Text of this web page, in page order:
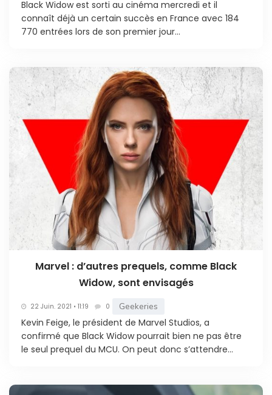
Black Widow est sorti au cinéma mercredi et il
connaît déjà un certain succès en France avec 184
770 entrées lors de son premier jour...
Marvel : d’autres prequels, comme Black
Widow, sont envisagés
22 Juin. 2021 • 11:19 0 Geekeries
Kevin Feige, le président de Marvel Studios, a
confirmé que Black Widow pourrait bien ne pas être
le seul prequel du MCU. On peut donc s’attendre...